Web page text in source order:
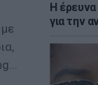
Η
για την